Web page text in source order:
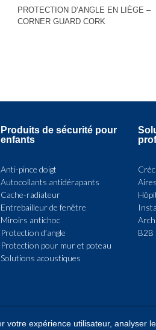
PROTECTION D’ANGLE EN LIÈGE –
CORNER GUARD CORK
Produits de sécurité pour
enfants
Anti-pince doigt
Autocollants antidérapants
Cache-radiateur
Entrebailleur de fenêtre
Miroirs antichoc
Protection d’angle
Protection pour mur et poteau
Solutions acoustiques
B2B